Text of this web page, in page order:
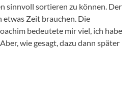
sinnvoll sortieren zu können. Der
Zeit brauchen. Die
bedeutete mir viel, ich habe
wie gesagt, dazu dann später